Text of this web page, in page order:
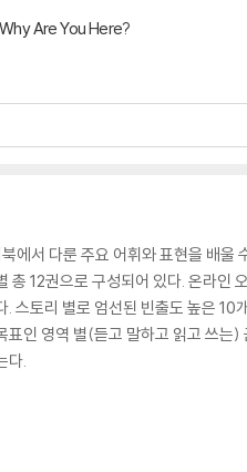
Are You Here?
에서 다룬 주요 어휘와 표현을 배
총 12권으로 구성되어 있다. 온라인
스토리 별로 엄선된 빈출도 높은
표인 영역 별(듣고 말하고 읽고
다.